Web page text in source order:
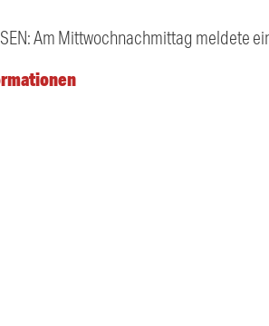
Am Mittwochnachmittag meldete